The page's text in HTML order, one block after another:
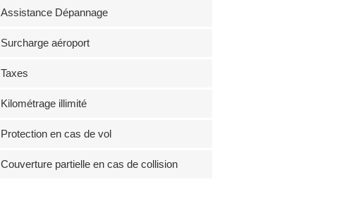
Assistance Dépannage
Surcharge aéroport
Taxes
Kilométrage illimité
Protection en cas de vol
Couverture partielle en cas de collision